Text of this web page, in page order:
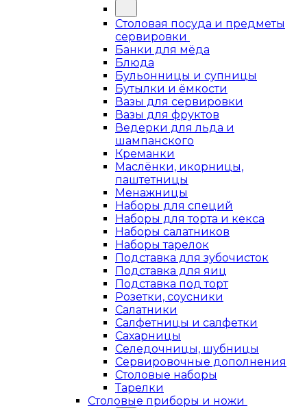
Столовая посуда и предметы
сервировки
Банки для мёда
Блюда
Бульонницы и супницы
Бутылки и ёмкости
Вазы для сервировки
Вазы для фруктов
Ведерки для льда и
шампанского
Креманки
Маслёнки, икорницы,
паштетницы
Менажницы
Наборы для специй
Наборы для торта и кекса
Наборы салатников
Наборы тарелок
Подставка для зубочисток
Подставка для яиц
Подставка под торт
Розетки, соусники
Салатники
Салфетницы и салфетки
Сахарницы
Селедочницы, шубницы
Сервировочные дополнения
Столовые наборы
Тарелки
Столовые приборы и ножи